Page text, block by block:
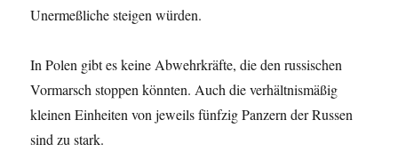
Unermeßliche steigen würden.
In Polen gibt es keine Abwehrkräfte, die den russischen
Vormarsch stoppen könnten. Auch die verhältnismäßig
kleinen Einheiten von jeweils fünfzig Panzern der Russen
sind zu stark.